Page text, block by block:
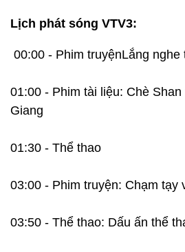
Lịch phát sóng VTV3:
00:00 - Phim truyệnLắng nghe
01:00 - Phim tài liệu: Chè
Giang
01:30 - Thể thao
03:00 - Phim truyện: Chạm tạy
03:50 - Thể thao: Dấu ấn thể